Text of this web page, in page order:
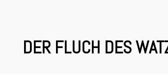
DER FLUCH DES